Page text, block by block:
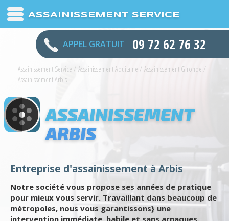
ASSAINISSEMENT SERVICE
APPEL GRATUIT 09 72 62 76 32
Assainissement Service / Assainissement Aquitaine / Assainissement Gironde /
Assainissement Arbis
ASSAINISSEMENT
ARBIS
Entreprise d'assainissement à Arbis
Notre société vous propose ses années de pratique
pour mieux vous servir. Travaillant dans beaucoup de
métropoles, nous vous garantissons} une
intervention immédiate, habile et sans arnaques.